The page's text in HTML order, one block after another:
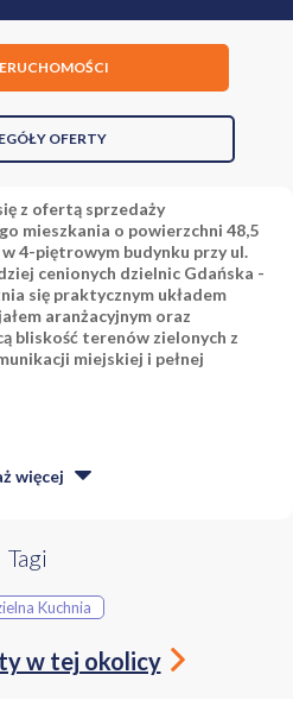
OFERTY
z ofertą sprzedaży
mieszkania o powierzchni 48,5
w 4-piętrowym budynku przy ul.
cenionych dzielnic Gdańska -
się praktycznym układem
aranżacyjnym oraz
bliskość terenów zielonych z
miejskiej i pełnej
z wyposażeniem widocznym na
więcej
Tagi
Kuchnia
w tej okolicy